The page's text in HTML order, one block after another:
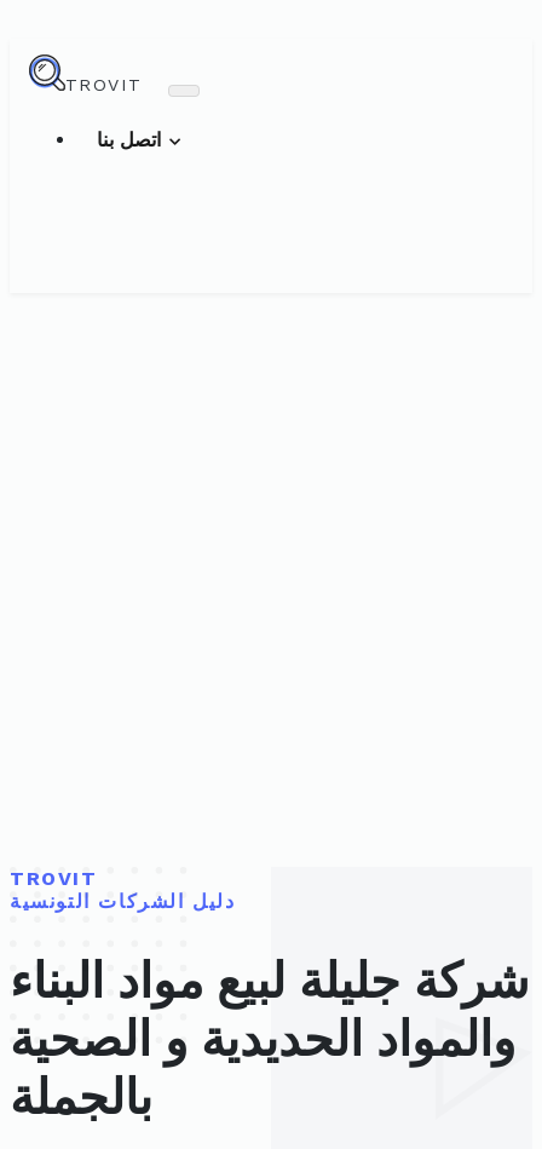
TROVIT
TROVIT
دليل الشركات التونسية
شركة جليلة لبيع مواد البناء
والمواد الحديدية و الصحية
بالجملة